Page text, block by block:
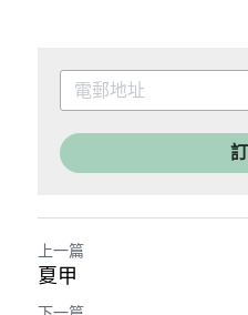
上一篇
夏甲